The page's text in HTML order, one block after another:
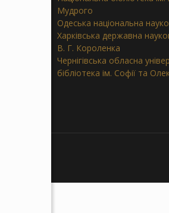
Мудрого
Одеська національна
Харківська державна
В. Г. Короленка
Чернігівська обласна
бібліотека ім. Софії та